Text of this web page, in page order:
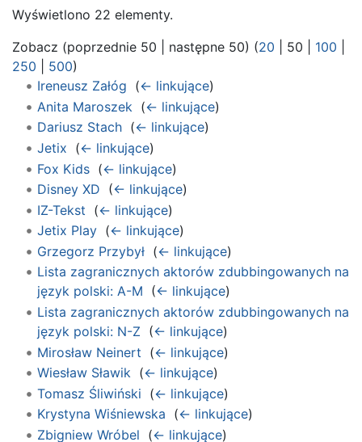
Wyświetlono 22 elementy.
Zobacz (poprzednie 50 następne 50) (20 50 100
250
500)
Ireneusz Załóg (← linkujące)
Anita Maroszek (← linkujące)
Dariusz Stach‎ (← linkujące)
Jetix (← linkujące)
Fox Kids‎ (← linkujące)
Disney XD (← linkujące)
IZ-Tekst (← linkujące)
Jetix Play‎ (← linkujące)
Grzegorz Przybył‎ (← linkujące)
Lista zagranicznych aktorów zdubbingowanych na
język polski: A-M (← linkujące)
Lista zagranicznych aktorów zdubbingowanych na
język polski: N-Z (← linkujące)
Mirosław Neinert (← linkujące)
Wiesław Sławik‎ (← linkujące)
Tomasz Śliwiński (← linkujące)
Krystyna Wiśniewska (← linkujące)
Zbigniew Wróbel (← linkujące)